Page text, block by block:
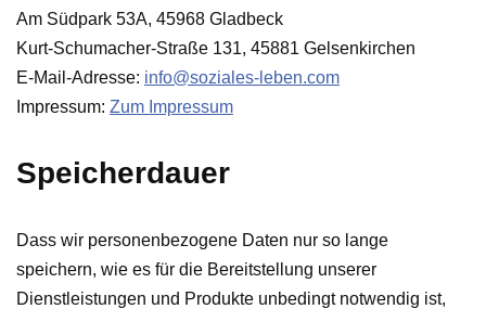
Am Südpark 53A, 45968 Gladbeck
Kurt-Schumacher-Straße 131, 45881 Gelsenkirchen
E-Mail-Adresse: info@soziales-leben.com
Impressum: Zum Impressum
Speicherdauer
Dass wir personenbezogene Daten nur so lange
speichern, wie es für die Bereitstellung unserer
Dienstleistungen und Produkte unbedingt notwendig ist,